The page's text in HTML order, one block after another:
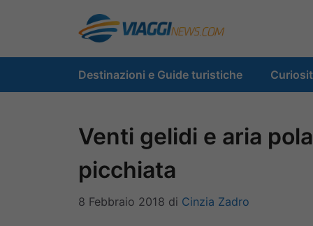
contenuto
Destinazioni e Guide turistiche
Venti gelidi e aria
picchiata
8 Febbraio 2018 di Cinzia Zadro